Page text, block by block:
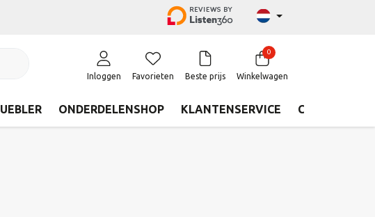
Inloggen Favorieten Beste prijs
0
Winkelwagen
UEBLER ONDERDELENSHOP KLANTENSERVICE CONTACT